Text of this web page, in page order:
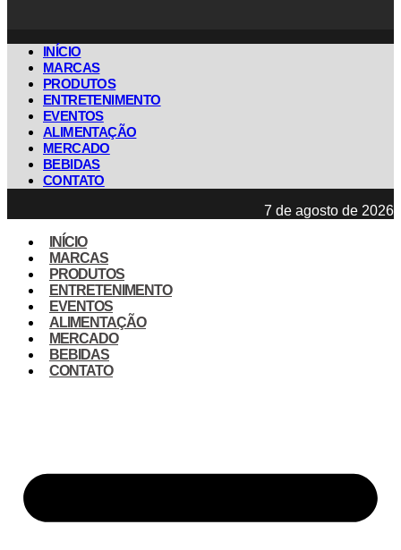
INÍCIO
MARCAS
PRODUTOS
ENTRETENIMENTO
EVENTOS
ALIMENTAÇÃO
MERCADO
BEBIDAS
CONTATO
7 de agosto de 2026
INÍCIO
MARCAS
PRODUTOS
ENTRETENIMENTO
EVENTOS
ALIMENTAÇÃO
MERCADO
BEBIDAS
CONTATO